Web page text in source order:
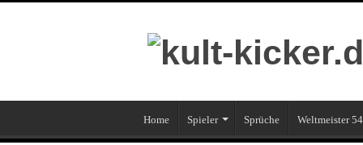
Home Spieler Sprüche Weltmeister 54